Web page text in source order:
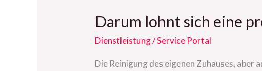
Darum lohnt sich eine
Dienstleistung/Service Portal
Die Reinigung des eigenen Zuhauses,